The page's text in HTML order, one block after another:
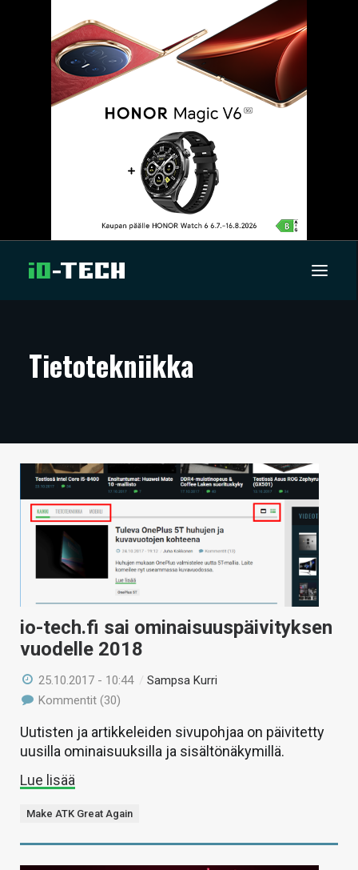
ARTIKKELIT
TECHBBS
TIETOA
HINTA.FI
VAIHDA TEEMA
HAKU
Tietotekniikka
io-tech.fi sai ominaisuuspäivityksen
vuodelle 2018
25.10.2017 - 10:44 /Sampsa Kurri
Kommentit (30)
Uutisten ja artikkeleiden sivupohjaa on päivitetty
uusilla ominaisuuksilla ja sisältönäkymillä.
Lue lisää
Make ATK Great Again